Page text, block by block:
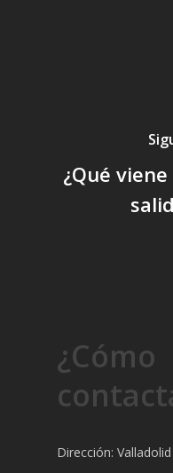
¿Qué
¿Cómo
Dirección: